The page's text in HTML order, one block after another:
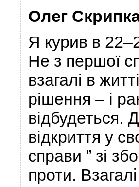
Олег
Я курив в
Не з першої
взагалі в
рішення – і
відбудеться.
відкриття у
справи ” зі
проти.